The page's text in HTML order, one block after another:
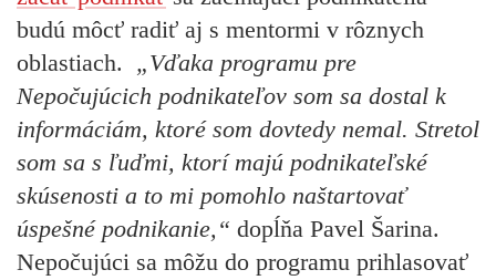
budú môcť radiť aj s mentormi v rôznych
oblastiach. „Vďaka programu pre
Nepočujúcich podnikateľov som sa dostal k
informáciám, ktoré som dovtedy nemal. Stretol
som sa s ľuďmi, ktorí majú podnikateľské
skúsenosti a to mi pomohlo naštartovať
úspešné podnikanie,“ dopĺňa Pavel Šarina.
Nepočujúci sa môžu do programu prihlasovať